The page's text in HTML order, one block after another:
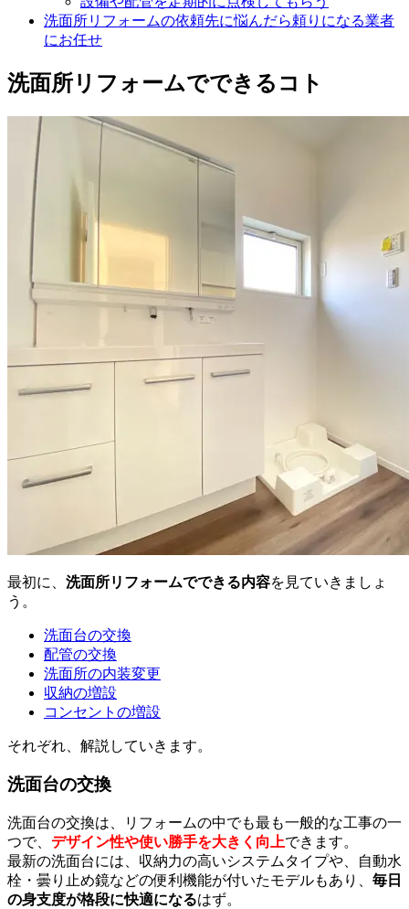
洗面所リフォームの依頼先に悩んだら頼りになる業者
にお任せ
洗面所リフォームでできるコト
最初に、 洗面所リフォームでできる内容を見ていきましょ
う。
洗面台の交換
配管の交換
洗面所の内装変更
収納の増設
コンセントの増設
それぞれ、解説していきます。
洗面台の交換
洗面台の交換は、リフォームの中でも最も一般的な工事の一
つで、 デザイン性や使い勝手を大きく向上できます。
最新の洗面台には、収納力の高いシステムタイプや、自動水
栓・曇り止め鏡などの便利機能が付いたモデルもあり、 毎日
の身支度が格段に快適になるはず。